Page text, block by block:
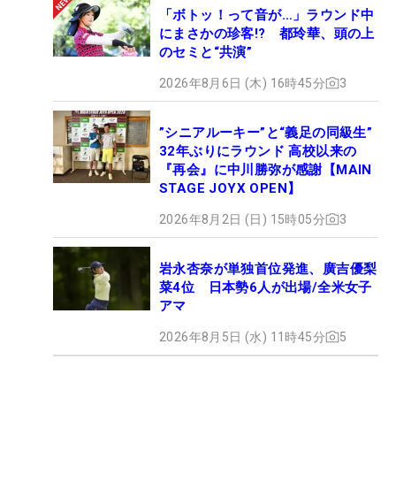
「ボトッ！って音が…」ラウンド中
にまさかの珍客!? 都玲華、頭の上
のセミと“共演”
2026年8月6日 (木) 16時45分 3
”シニアルーキー”と“義足の同級生”
32年ぶりにラウンド 高校以来の
『再会』に中川勝弥が感謝【MAIN
STAGE JOYX OPEN】
2026年8月2日 (日) 15時05分 3
岩永杏奈が単独首位発進、廣吉優梨
菜4位 日本勢6人が出場/全米女子
アマ
2026年8月5日 (水) 11時45分 5